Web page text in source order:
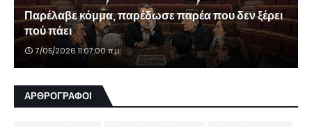
Παρέλαβε κόμμα, παρέδωσε παρέα που δεν ξέρει
πού πάει
7/05/2026 11:07:00 π.μ.
ΑΡΘΡΟΓΡΑΦΟΙ